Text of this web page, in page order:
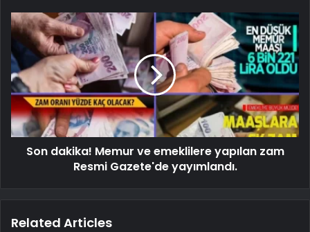
Son dakika! Memur ve emeklilere yapılan zam
Resmi Gazete'de yayımlandı.
Related Articles